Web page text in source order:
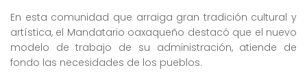
En esta comunidad que arraiga gran tradición cultural y
artística, el Mandatario oaxaqueño destacó que el nuevo
modelo de trabajo de su administración, atiende de
fondo las necesidades de los pueblos.